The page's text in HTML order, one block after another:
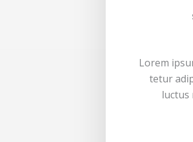
Lorem
tetur
luctus